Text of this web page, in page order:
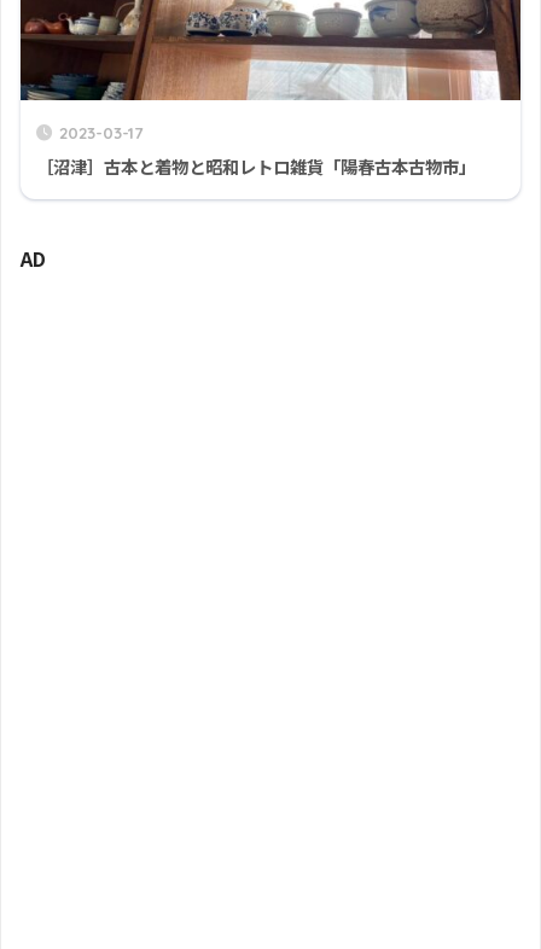
2023-03-17
［沼津］古本と着物と昭和レトロ雑貨「陽春古本古物市」
AD